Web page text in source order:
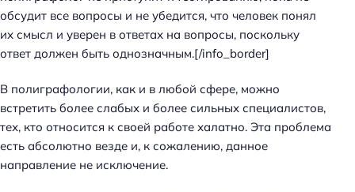
обсудит все вопросы и не убедится, что человек понял
их смысл и уверен в ответах на вопросы, поскольку
ответ должен быть однозначным.[/info_border]
В полиграфологии, как и в любой сфере, можно
встретить более слабых и более сильных специалистов,
тех, кто относится к своей работе халатно. Эта проблема
есть абсолютно везде и, к сожалению, данное
направление не исключение.